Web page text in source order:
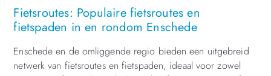
Fietsroutes: Populaire fietsroutes en
fietspaden in en rondom Enschede
Enschede en de omliggende regio bieden een uitgebreid
netwerk van fietsroutes en fietspaden, ideaal voor zowel